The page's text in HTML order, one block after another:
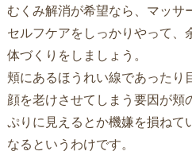
むくみ解消が希望なら、マッサ
セルフケアをしっかりやって、
体づくりをしましょう。
頬にあるほうれい線であったり
顔を老けさせてしまう要因が頬
ぷりに見えるとか機嫌を損ねて
なるというわけです。